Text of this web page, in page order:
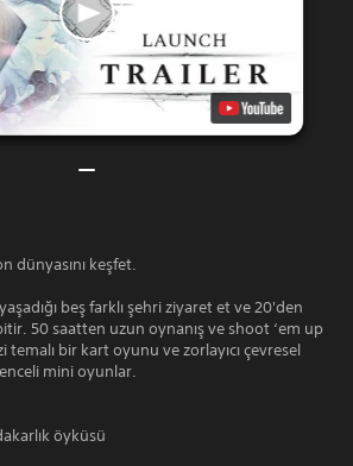
dünyasını keşfet.
beş farklı şehri ziyaret et ve 20'den
50 saatten uzun oynanış ve shoot ‘em up
bir kart oyunu ve zorlayıcı çevresel
mini oyunlar.
öyküsü